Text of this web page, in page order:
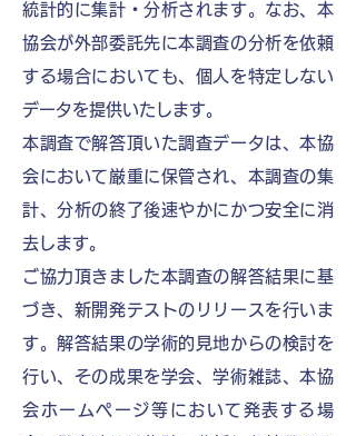
統計的に集計・分析されます。なお、本
協会が外部委託先に本調査の分析を依頼
する場合においても、個人を特定しない
データを提供いたします。
本調査で解答頂いた調査データは、本協
会において厳重に保管され、本調査の集
計、分析の終了後速やかにかつ安全に消
去します。
ご協力頂きました本調査の解答結果に基
づき、新開発テストのリリースを行いま
す。解答結果の学術的見地からの検討を
行い、その成果を学会、学術雑誌、本協
会ホームページ等において発表する場